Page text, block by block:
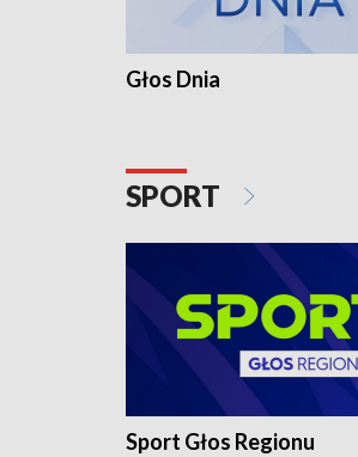
Głos Dnia
SPORT
Sport Głos Regionu